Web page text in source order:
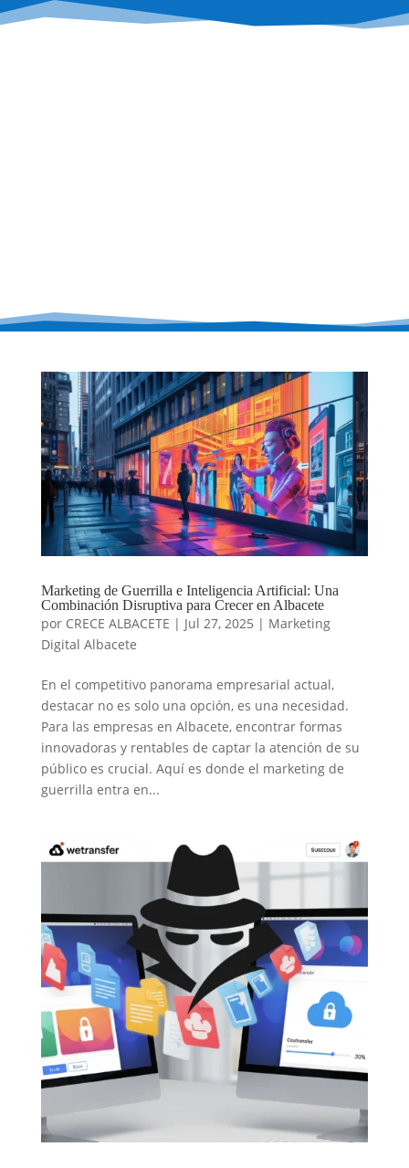
Marketing de Guerrilla e Inteligencia Artificial: Una
Combinación Disruptiva para Crecer en Albacete
por CRECE ALBACETE | Jul 27, 2025 | Marketing
Digital Albacete
En el competitivo panorama empresarial actual,
destacar no es solo una opción, es una necesidad.
Para las empresas en Albacete, encontrar formas
innovadoras y rentables de captar la atención de su
público es crucial. Aquí es donde el marketing de
guerrilla entra en...